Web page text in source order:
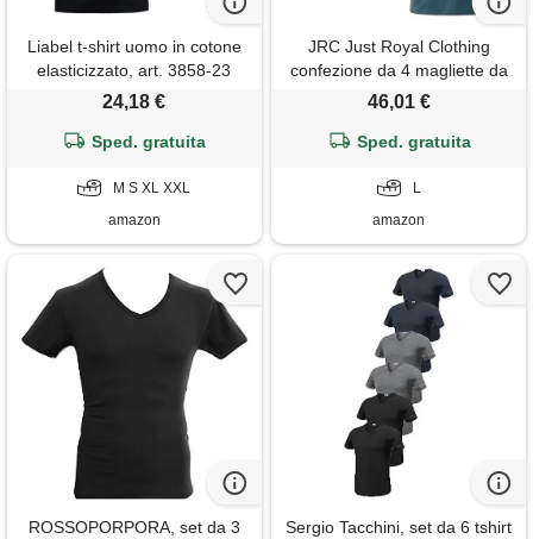
Liabel t-shirt uomo in cotone
elasticizzato, art. 3858-23
girocollo, pacco da 2, nero xl
24,18 €
Sped. gratuita
M S XL XXL
amazon
JRC Just Royal Clothing
confezione da 4 magliette da
uomo con scollo a v a
46,01 €
Sped. gratuita
L
amazon
ROSSOPORPORA, set da 3
Sergio Tacchini, set da 6 tshirt